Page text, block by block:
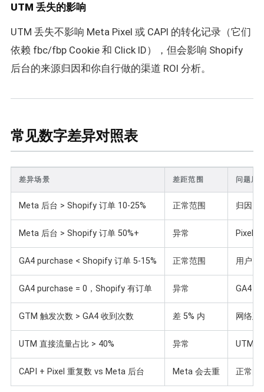
UTM 丢失的影响
UTM 丢失不影响 Meta Pixel 或 CAPI 的转化记录（它们
依赖 fbc/fbp Cookie 和 Click ID），但会影响 Shopify
后台的来源归因和你自行做的渠道 ROI 分析。
常见数字差异对照表
差异场景 差距范围 问题层
Meta 后台 > Shopify 订单 10-25% 正常范围 归因窗
Meta 后台 > Shopify 订单 50%+ 异常 Pixel
GA4 purchase < Shopify 订单 5-15% 正常范围 用户关
GA4 purchase = 0，Shopify 有订单 异常 GA4
GTM 触发次数 > GA4 收到次数 差 5% 内 网络延
UTM 直接流量占比 > 40% 异常 UTM
CAPI + Pixel 重复数 vs Meta 后台 Meta 会去重 正常的